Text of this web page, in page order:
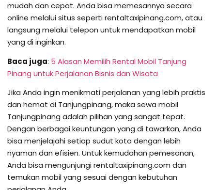
mudah dan cepat. Anda bisa memesannya secara
online melalui situs seperti rentaltaxipinang.com, atau
langsung melalui telepon untuk mendapatkan mobil
yang di inginkan.
Baca juga: 5 Alasan Memilih Rental Mobil Tanjung
Pinang untuk Perjalanan Bisnis dan Wisata
Jika Anda ingin menikmati perjalanan yang lebih praktis
dan hemat di Tanjungpinang, maka sewa mobil
Tanjungpinang adalah pilihan yang sangat tepat.
Dengan berbagai keuntungan yang di tawarkan, Anda
bisa menjelajahi setiap sudut kota dengan lebih
nyaman dan efisien. Untuk kemudahan pemesanan,
Anda bisa mengunjungi rentaltaxipinang.com dan
temukan mobil yang sesuai dengan kebutuhan